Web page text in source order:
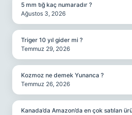
5 mm tığ kaç numaradır ?
Ağustos 3, 2026
Triger 10 yıl gider mi ?
Temmuz 29, 2026
Kozmoz ne demek Yunanca ?
Temmuz 26, 2026
Kanada’da Amazon’da en çok satılan